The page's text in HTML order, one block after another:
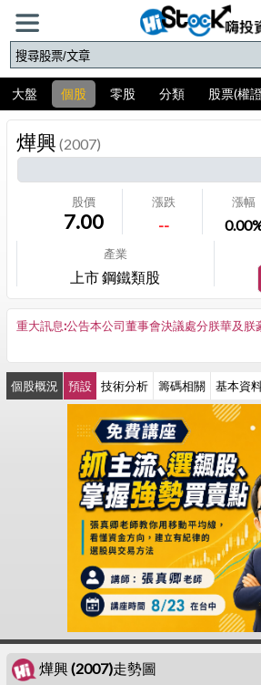
大盤 個股 零股 分類 股票(權
燁興 (2007)
股價
7.00
漲跌
--
漲幅
產業
上市 鋼鐵類股
重大訊息:公告本公司董事會決議處分朕華及朕
個股概況 預設 技術分析 籌碼相關 基本資
燁興 (2007)走勢圖